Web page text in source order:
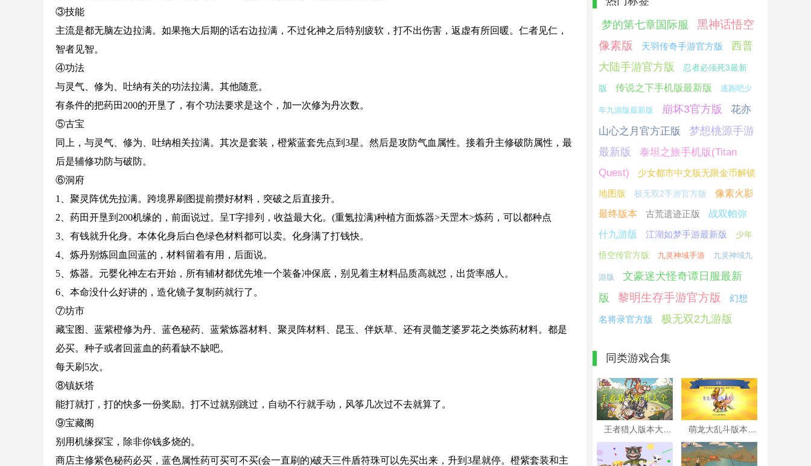
③技能
主流是都无脑左边拉满。如果拖大后期的话右边拉满，不过化神之后特别疲软，打不出伤害，返虚有所回暖。仁者见仁，
智者见智。
④功法
与灵气、修为、吐纳有关的功法拉满。其他随意。
有条件的把药田200的开垦了，有个功法要求是这个，加一次修为丹次数。
⑤古宝
同上，与灵气、修为、吐纳相关拉满。其次是套装，橙紫蓝套先点到3星。然后是攻防气血属性。接着升主修破防属性，最
后是辅修功防与破防。
⑥洞府
1、聚灵阵优先拉满。跨境界刷图提前攒好材料，突破之后直接升。
2、药田开垦到200机缘的，前面说过。呈T字排列，收益最大化。(重氪拉满)种植方面炼器>天罡木>炼药，可以都种点
3、有钱就升化身。本体化身后白色绿色材料都可以卖。化身满了打钱快。
4、炼丹别炼回血回蓝的，材料留着有用，后面说。
5、炼器。元婴化神左右开始，所有辅材都优先堆一个装备冲保底，别见着主材料品质高就怼，出货率感人。
6、本命没什么好讲的，造化镜子复制药就行了。
⑦坊市
藏宝图、蓝紫橙修为丹、蓝色秘药、蓝紫炼器材料、聚灵阵材料、昆玉、伴妖草、还有灵髓芝婆罗花之类炼药材料。都是
必买。种子或者回蓝血的药看缺不缺吧。
每天刷5次。
⑧镇妖塔
能打就打，打的快多一份奖励。打不过就别跳过，自动不行就手动，风筝几次过不去就算了。
⑨宝藏阁
别用机缘探宝，除非你钱多烧的。
商店主修紫色秘药必买，蓝色属性药可买可不买(会一直刷的)破天三件盾符珠可以先买出来，升到3星就停。橙紫套装和主
梦的第七章国际服
黑神话悟空
像素版
天羽传奇手游官方版
西普
大陆手游官方版
忍者必须死3最新
版 传说之下手机版最新版 逃跑吧少
年九游版最新版 崩坏3官方版
花亦
山心之月官方正版
梦想桃源手游
最新版
泰坦之旅手机版(Titan
Quest)
少女都市中文版无限金币解锁
地图版
极无双2手游官方版
像素火影
最终版本
古荒遗迹正版
战双帕弥
什九游版
江湖如梦手游最新版 少年
悟空传官方版 九灵神域手游 九灵神域九
游版
文豪迷犬怪奇谭日服最新
版
黎明生存手游官方版 幻想
名将录官方版 极无双2九游版
同类游戏合集